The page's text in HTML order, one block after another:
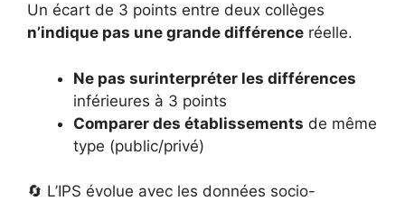
Un écart de 3 points entre deux collèges
n’indique pas une grande différence réelle.
Ne pas surinterpréter les différences
inférieures à 3 points
Comparer des établissements de même
type (public/privé)
🔄 L’IPS évolue avec les données socio-